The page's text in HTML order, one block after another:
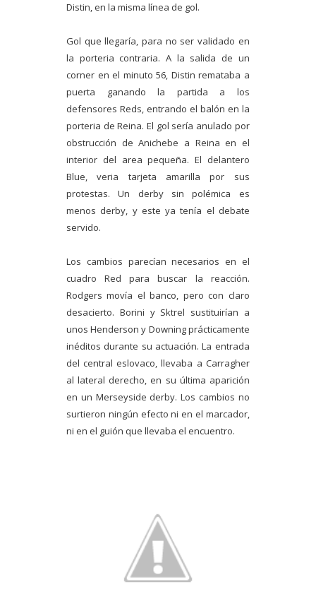
Distin, en la misma línea de gol.
Gol que llegaría, para no ser validado en
la porteria contraria. A la salida de un
corner en el minuto 56, Distin remataba a
puerta ganando la partida a los
defensores Reds, entrando el balón en la
porteria de Reina. El gol sería anulado por
obstrucción de Anichebe a Reina en el
interior del area pequeña. El delantero
Blue, veria tarjeta amarilla por sus
protestas. Un derby sin polémica es
menos derby, y este ya tenía el debate
servido.
Los cambios parecían necesarios en el
cuadro Red para buscar la reacción.
Rodgers movía el banco, pero con claro
desacierto. Borini y Sktrel sustituirían a
unos Henderson y Downing prácticamente
inéditos durante su actuación. La entrada
del central eslovaco, llevaba a Carragher
al lateral derecho, en su última aparición
en un Merseyside derby. Los cambios no
surtieron ningún efecto ni en el marcador,
ni en el guión que llevaba el encuentro.